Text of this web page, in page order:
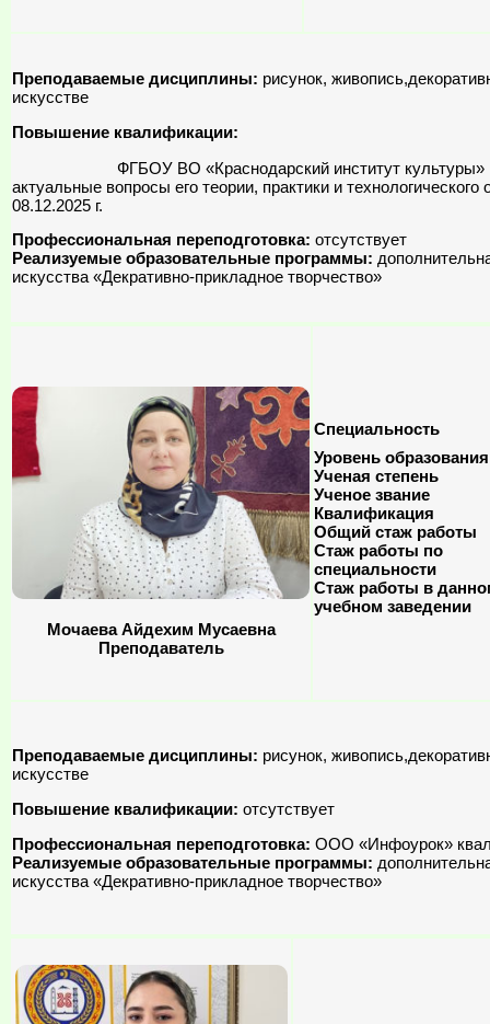
Преподаваемые дисциплины: рисунок,
искусстве
Повышение квалификации:
ФГБОУ ВО «Краснодарский институт культуры» по
актуальные вопросы его теории, практики и
08.12.2025 г.
Профессиональная переподготовка: отсутствует
Реализуемые образовательные программы:
искусства «Декративно-прикладное творчество»
Мочаева Айдехим Мусаевна
Преподаватель
Специальность
Уровень образования
Ученая степень
Ученое звание
Квалификация
Общий стаж работы
Стаж работы по
специальности
Стаж работы в
учебном заведении
Преподаваемые дисциплины: рисунок,
искусстве
Повышение квалификации: отсутствует
Профессиональная переподготовка: ООО «Инфоурок»
Реализуемые образовательные программы:
искусства «Декративно-прикладное творчество»